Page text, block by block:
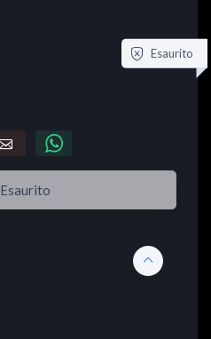
Esaurito
Esaurito